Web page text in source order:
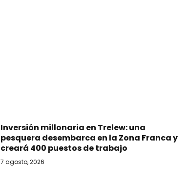
Inversión millonaria en Trelew: una
pesquera desembarca en la Zona Franca y
creará 400 puestos de trabajo
7 agosto, 2026